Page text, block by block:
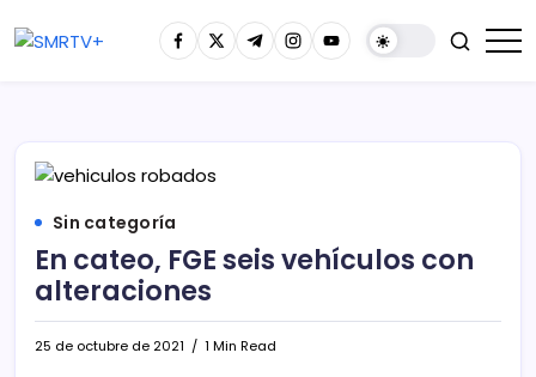
Sin categoría
En cateo, FGE seis vehículos con
alteraciones
25 de octubre de 2021 1 Min Read